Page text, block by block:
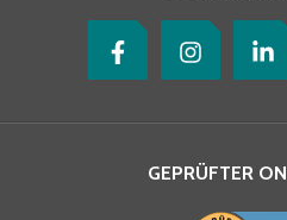
GEPRÜFTER